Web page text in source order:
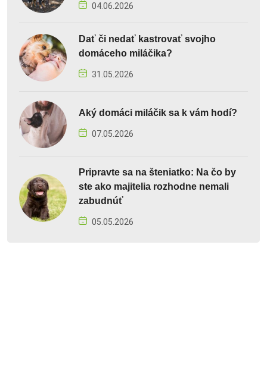
04.06.2026
Dať či nedať kastrovať svojho
domáceho miláčika?
31.05.2026
Aký domáci miláčik sa k vám hodí?
07.05.2026
Pripravte sa na šteniatko: Na čo by
ste ako majitelia rozhodne nemali
zabudnúť
05.05.2026